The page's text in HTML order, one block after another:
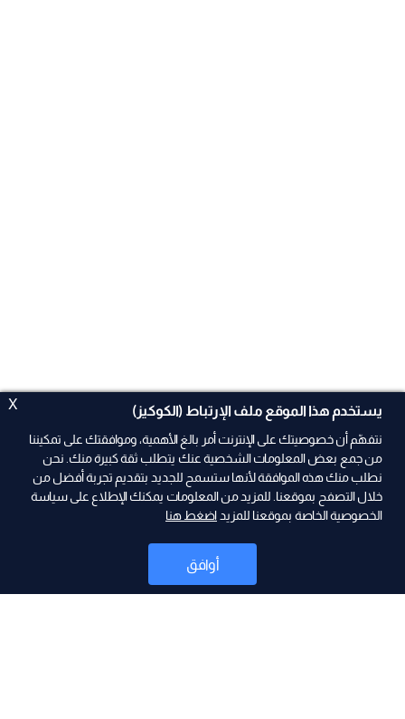
X يستخدم هذا الموقع ملف الإرتباط (الكوكيز)
نتفهّم أن خصوصيتك على الإنترنت أمر بالغ الأهمية، وموافقتك على تمكيننا
من جمع بعض المعلومات الشخصية عنك يتطلب ثقة كبيرة منك. نحن
نطلب منك هذه الموافقة لأنها ستسمح للجديد بتقديم تجربة أفضل من
خلال التصفح بموقعنا. للمزيد من المعلومات يمكنك الإطلاع على سياسة
الخصوصية الخاصة بموقعنا للمزيد اضغط هنا
أوافق
ad